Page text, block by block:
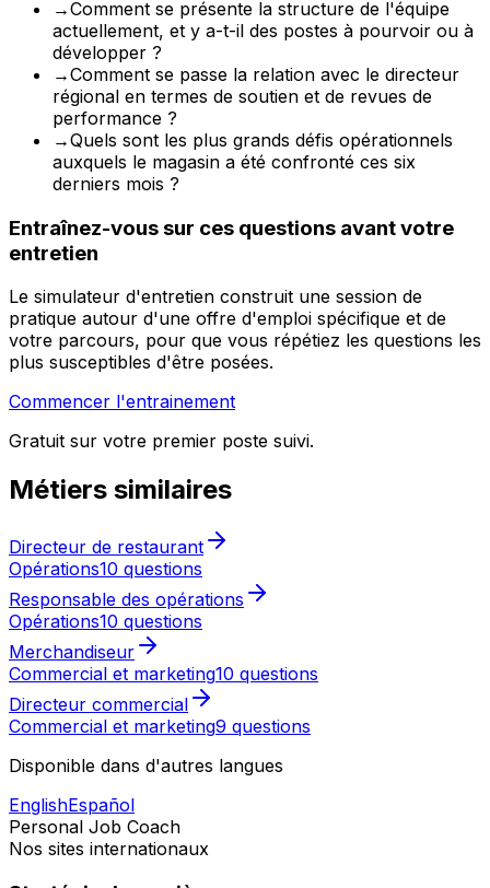
→Comment se présente la structure de l'équipe
actuellement, et y a-t-il des postes à pourvoir ou à
développer ?
→Comment se passe la relation avec le directeur
régional en termes de soutien et de revues de
performance ?
→Quels sont les plus grands défis opérationnels
auxquels le magasin a été confronté ces six
derniers mois ?
Entraînez-vous sur ces questions avant votre
entretien
Le simulateur d'entretien construit une session de
pratique autour d'une offre d'emploi spécifique et de
votre parcours, pour que vous répétiez les questions les
plus susceptibles d'être posées.
Commencer l'entrainement
Gratuit sur votre premier poste suivi.
Métiers similaires
Directeur de restaurant
Opérations10 questions
Responsable des opérations
Opérations10 questions
Merchandiseur
Commercial et marketing10 questions
Directeur commercial
Commercial et marketing9 questions
Disponible dans d'autres langues
EnglishEspañol
Personal Job Coach
Nos sites internationaux